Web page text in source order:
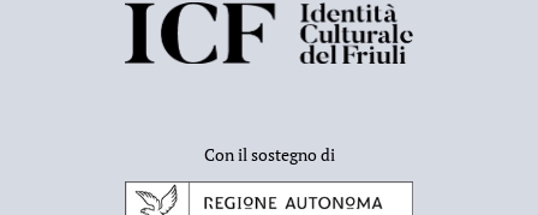
Con il sostegno di